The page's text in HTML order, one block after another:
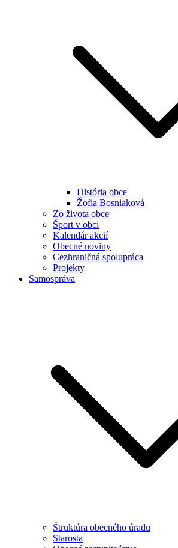
História obce
Žofia Bosniaková
Zo života obce
Šport v obci
Kalendár akcií
Obecné noviny
Cezhraničná spolupráca
Projekty
Samospráva
Štruktúra obecného úradu
Starosta